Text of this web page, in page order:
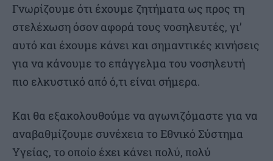
Γνωρίζουμε ότι έχουμε ζητήματα ως προς τη
στελέχωση όσον αφορά τους νοσηλευτές, γι’
αυτό και έχουμε κάνει και σημαντικές κινήσεις
για να κάνουμε το επάγγελμα του νοσηλευτή
πιο ελκυστικό από ό,τι είναι σήμερα.
Και θα εξακολουθούμε να αγωνιζόμαστε για να
αναβαθμίζουμε συνέχεια το Εθνικό Σύστημα
Υγείας, το οποίο έχει κάνει πολύ, πολύ